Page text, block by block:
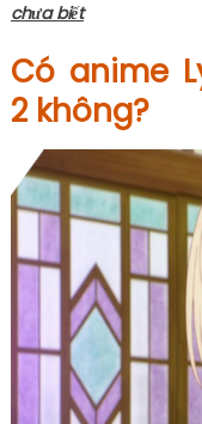
chưa biết
Có anime
2 không?